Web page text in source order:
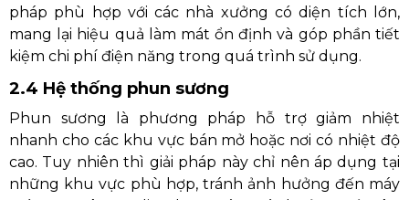
pháp phù hợp với các nhà xưởng có diện tích lớn,
mang lại hiệu quả làm mát ổn định và góp phần tiết
kiệm chi phí điện năng trong quá trình sử dụng.
2.4 Hệ thống phun sương
Phun sương là phương pháp hỗ trợ giảm nhiệt
nhanh cho các khu vực bán mở hoặc nơi có nhiệt độ
cao. Tuy nhiên thì giải pháp này chỉ nên áp dụng tại
những khu vực phù hợp, tránh ảnh hưởng đến máy